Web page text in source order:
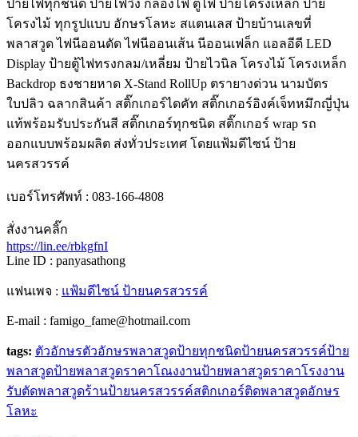
ป้ายไฟทุกชนิด ป้ายไฟวิ่ง กล่องไฟ ตู้ไฟ ป้ายโครงเหล็ก ป้าย
โครงไม้ ทุกรูปแบบ อักษรโลหะ สแตนเลส ป้ายบ้านเลขที่
พลาสวูด ไฟนีออนดัด ไฟนีออนเส้น นีออนเฟล็ก แอลอีดี LED
Display ป้ายตู้ไฟทรงกลม/เหลี่ยม ป้ายไวนิล โครงไม้ โครงเหล็ก
Backdrop ธงชายหาด X-Stand RollUp ตรายางด่วน นามบัตร
ใบปลิว ฉลากสินค้า สติ๊กเกอร์ไดคัท สติ๊กเกอร์อิงค์เจ็ทหมึกญี่ปุ่น
แท้พร้อมรับประกันสี สติ๊กเกอร์ทุกชนิด สติ๊กเกอร์ wrap รถ
ออกแบบพร้อมผลิต ส่งทั่วประเทศ โดยแฟ้มดีไซน์ ป้าย
นครสวรรค์
เบอร์โทรศัพท์ : 083-166-4808
สั่งงานคลิ๊ก
https://lin.ee/rbkgfnI
Line ID : panyasathong
แฟนเพจ : แฟ้มดีไซน์ ป้ายนครสวรรค์
E-mail : famigo_fame@hotmail.com
tags: ตัวอักษรตัวอักษรพลาสวูดป้ายทุกชนิดป้ายนครสวรรค์ป้าย
พลาสวูดป้ายพลาสวูดราคาโณงงานป้ายพลาสวูดราคาโรงงาน
รับตัดพลาสวูดร้านป้ายนครสวรรค์สติกเกอร์ติดพลาสวูดอักษร
โลหะ